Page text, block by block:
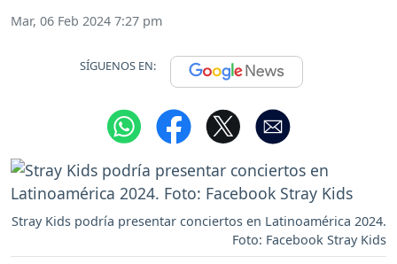
Mar, 06 Feb 2024 7:27 pm
SÍGUENOS EN:
Stray Kids podría presentar conciertos en Latinoamérica 2024.
Foto: Facebook Stray Kids